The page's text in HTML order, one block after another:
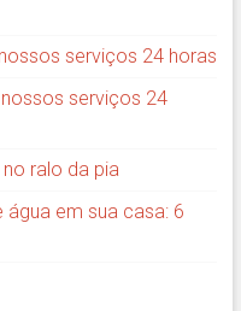
serviços 24 horas
serviços 24
ralo da pia
em sua casa: 6